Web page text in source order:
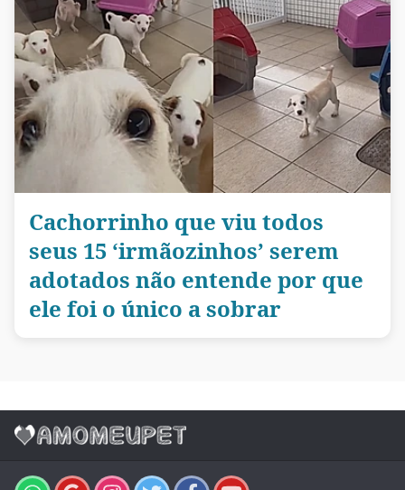
Cachorrinho que viu todos
seus 15 ‘irmãozinhos’ serem
adotados não entende por que
ele foi o único a sobrar